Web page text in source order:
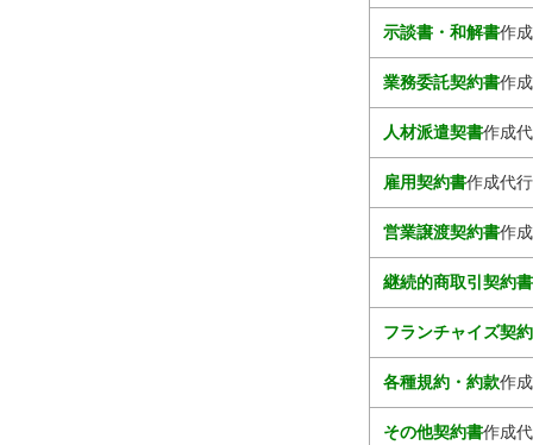
示談書・和解書作
業務委託契約書作
人材派遣契書作成
雇用契約書作成代
営業譲渡契約書作
継続的商取引契約書
フランチャイズ契
各種規約・約款作
その他契約書作成